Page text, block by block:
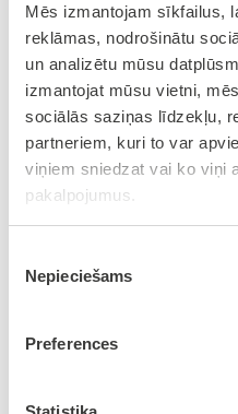
Mēs izmantojam sīkfailus,
reklāmas, nodrošinātu
un analizētu mūsu
izmantojat mūsu vietni,
sociālās saziņas līdzekļu,
partneriem, kuri to var
viņiem sniedzat vai ko viņi
pakalpojumus.
izvēle
Nepieciešams
Preferences
2007. gada
2006. gada
2005. gada
2004. gada
2003. gada
Olaines pagasta
2007. gada